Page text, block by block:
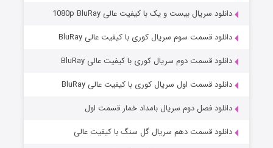
وستی ها
قسمت۱ (زیرنویس) منتشر شد
دانلود سریال بیست و یک با کیفیت عالی 1080p BluRay
دانلود قسمت سوم سریال کوری با کیفیت عالی BluRay
دانلود قسمت دوم سریال کوری با کیفیت عالی BluRay
دانلود قسمت اول سریال کوری با کیفیت عالی BluRay
دانلود فصل دوم سریال بامداد خمار قسمت اول
دانلود قسمت دهم سریال گل سنگ با کیفیت عالی